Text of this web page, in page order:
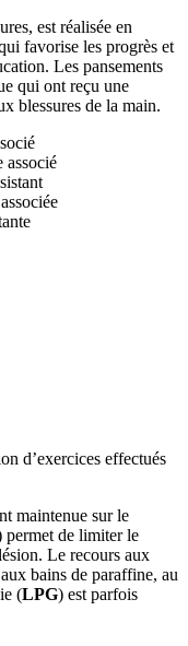
est réalisée en
favorise les progrès et
Les pansements
qui ont reçu une
blessures de la main.
associé
d’exercices effectués
maintenue sur le
permet de limiter le
Le recours aux
bains de paraffine, au
(LPG) est parfois